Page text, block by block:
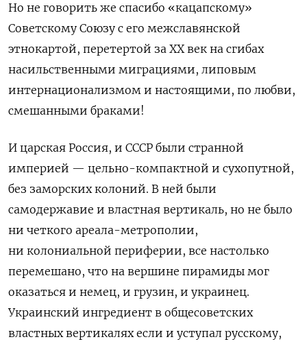
Но не говорить же спасибо «кацапскому»
Советскому Союзу с его межславянской
этнокартой, перетертой за XXвек на сгибах
насильственными миграциями, липовым
интернационализмом и настоящими, по любви,
смешанными браками!
И царская Россия, и СССР были странной
империей — цельно-компактной и сухопутной,
без заморских колоний. В ней были
самодержавие и властная вертикаль, но не было
ни четкого ареала-метрополии,
ни колониальной периферии, все настолько
перемешано, что на вершине пирамиды мог
оказаться и немец, и грузин, и украинец.
Украинский ингредиент в общесоветских
властных вертикалях если и уступал русскому,